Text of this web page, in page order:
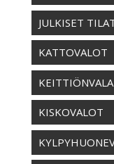
JULKISET
KATTOVALOT
KISKOVALOT